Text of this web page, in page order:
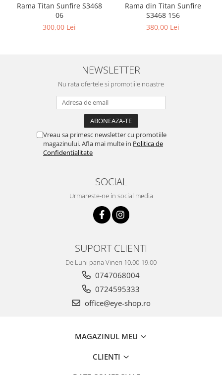
Romeo Careye
Rama Titan Sunfire S3468
06
300,00 Lei
Rama din Titan Sunfire
S3468 156
380,00 Lei
NEWSLETTER
Nu rata ofertele si promotiile noastre
Vreau sa primesc newsletter cu promotiile
magazinului. Afla mai multe in Politica de
Confidentialitate
SOCIAL
Urmareste-ne in social media
SUPORT CLIENTI
De Luni pana Vineri 10.00-19.00
0747068004
0724595333
office@eye-shop.ro
MAGAZINUL MEU
CLIENTI